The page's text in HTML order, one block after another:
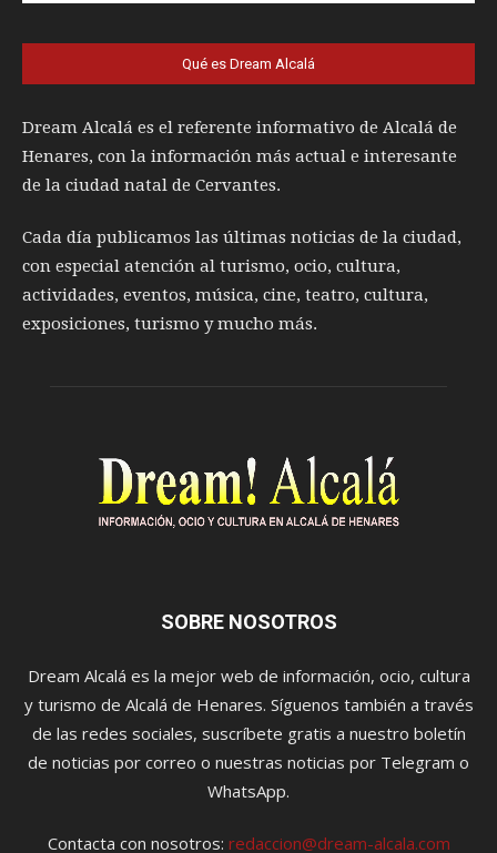
Qué es Dream Alcalá
Dream Alcalá es el referente informativo de Alcalá de
Henares, con la información más actual e interesante
de la ciudad natal de Cervantes.
Cada día publicamos las últimas noticias de la ciudad,
con especial atención al turismo, ocio, cultura,
actividades, eventos, música, cine, teatro, cultura,
exposiciones, turismo y mucho más.
SOBRE NOSOTROS
Dream Alcalá es la mejor web de información, ocio, cultura
y turismo de Alcalá de Henares. Síguenos también a través
de las redes sociales, suscríbete gratis a nuestro boletín
de noticias por correo o nuestras noticias por Telegram o
WhatsApp.
Contacta con nosotros: redaccion@dream-alcala.com